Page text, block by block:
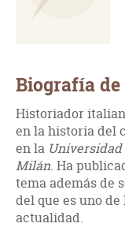
Biografía de
Historiador
en la historia del
en la
Milán. Ha
tema además de
del que es uno
actualidad.